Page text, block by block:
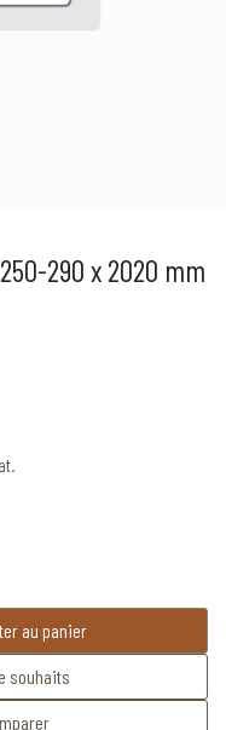
290 x 2020 mm
au panier
souhaits